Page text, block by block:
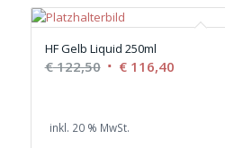
HF Gelb Liquid 250ml
€122,50 Ursprünglicher
€ 122,50
€116,40Aktueller
inkl. 20 % MwSt.